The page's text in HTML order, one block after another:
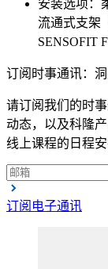
安装选项：
流通式支架
SENSOFIT
订阅时事通讯：
请订阅我们的时
动态，以及科隆
线上课程的日程安
订阅电子通讯